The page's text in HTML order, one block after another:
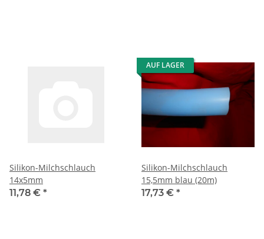
Silikon-Milchschlauch
14x5mm
11,78 € *
AUF LAGER
Silikon-Milchschlauch
15,5mm blau (20m)
17,73 € *